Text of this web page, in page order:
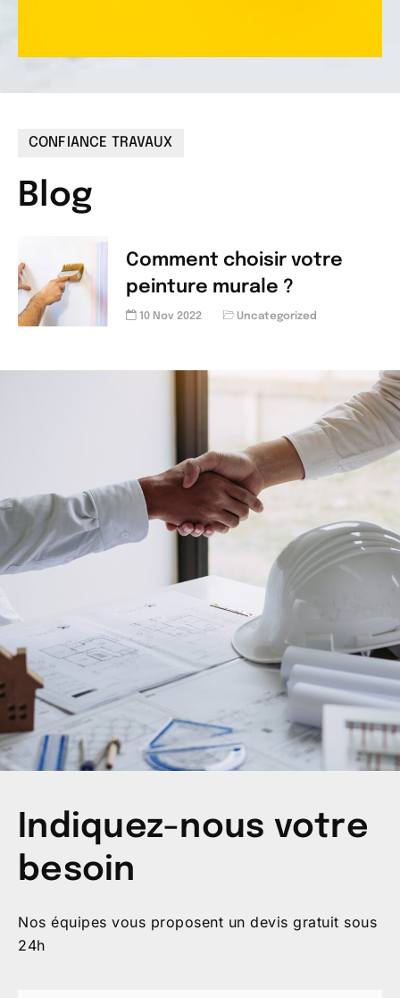
CONFIANCE TRAVAUX
Blog
Comment choisir votre
peinture murale ?
10 Nov 2022 Uncategorized
Indiquez-nous votre
besoin
Nos équipes vous proposent un devis gratuit sous
24h